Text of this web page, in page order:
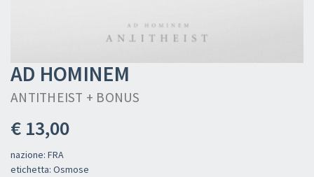
AD HOMINEM
ANTITHEIST + BONUS
€ 13,00
nazione: FRA
etichetta: Osmose